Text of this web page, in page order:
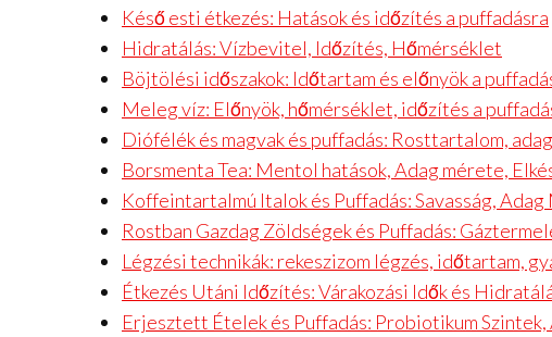
Késő esti étkezés: Hatások és időzítés a puffadásra
Hidratálás: Vízbevitel, Időzítés, Hőmérséklet
Böjtölési időszakok: Időtartam és előnyök a
Meleg víz: Előnyök, hőmérséklet, időzítés a
Diófélék és magvak és puffadás: Rosttartalom,
Borsmenta Tea: Mentol hatások, Adag mérete,
Koffeintartalmú Italok és Puffadás: Savasság,
Rostban Gazdag Zöldségek és Puffadás:
Légzési technikák: rekeszizom légzés, időtartam,
Étkezés Utáni Időzítés: Várakozási Idők és
Erjesztett Ételek és Puffadás: Probiotikum